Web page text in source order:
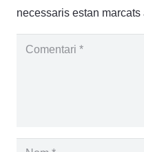
necessaris estan marcats